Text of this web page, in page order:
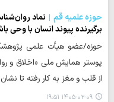
حوزه علمیه قم
نماد
برگیرنده پیوند انسان با وحی
حوزه/عضو هیأت علمی
پوستر همایش ملی «اخلاق و
از قلب و مغز به کار رفته تا
۱۴۰۵-۰۲-۰۹ ۱۹:۵۱